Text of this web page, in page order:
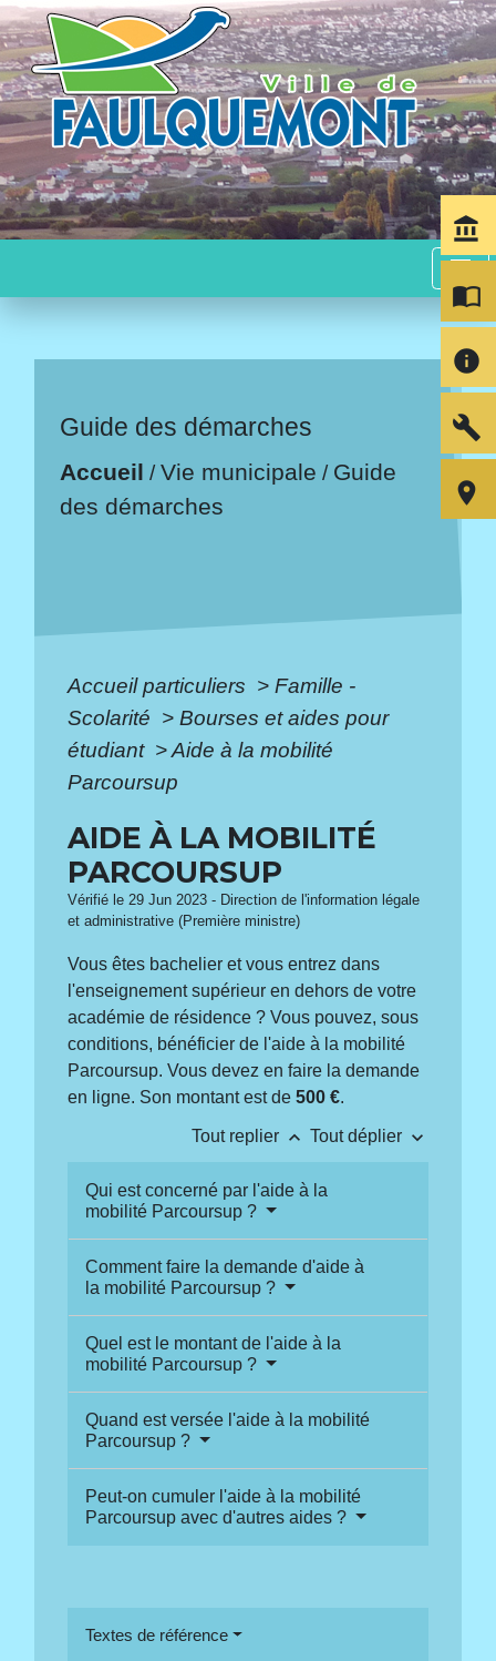
menu
Guide des démarches
Accueil /Vie municipale / Guide
des démarches
Accueil particuliers > Famille -
Scolarité > Bourses et aides pour
étudiant >Aide à la mobilité
Parcoursup
AIDE À LA MOBILITÉ
PARCOURSUP
Vérifié le 29 Jun 2023 - Direction de l'information légale
et administrative (Première ministre)
Vous êtes bachelier et vous entrez dans
l'enseignement supérieur en dehors de votre
académie de résidence ? Vous pouvez, sous
conditions, bénéficier de l'aide à la mobilité
Parcoursup. Vous devez en faire la demande
en ligne. Son montant est de500 €.
Tout replier keyboard_arrow_up Tout déplier keyboard_arrow_down
Qui est concerné par l'aide à la
mobilité Parcoursup ?
Comment faire la demande d'aide à
la mobilité Parcoursup ?
Quel est le montant de l'aide à la
mobilité Parcoursup ?
Quand est versée l'aide à la mobilité
Parcoursup ?
Peut-on cumuler l'aide à la mobilité
Parcoursup avec d'autres aides ?
Textes de référence
account_balance
import_contacts
info
build
room